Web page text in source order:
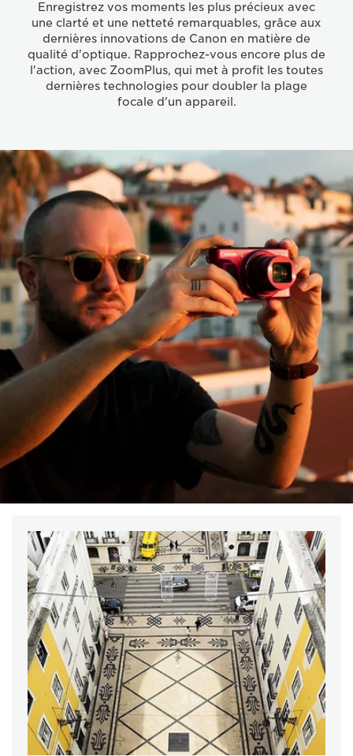
Enregistrez vos moments les plus précieux avec
une clarté et une netteté remarquables, grâce aux
dernières innovations de Canon en matière de
qualité d'optique. Rapprochez-vous encore plus de
l'action, avec ZoomPlus, qui met à profit les toutes
dernières technologies pour doubler la plage
focale d'un appareil.